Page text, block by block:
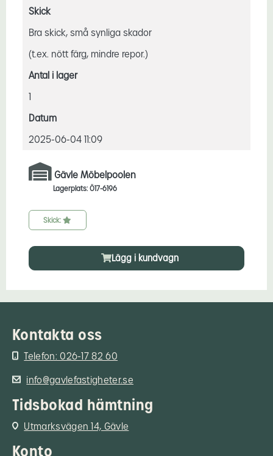
Skick
Bra skick, små synliga skador
(t.ex. nött färg, mindre repor.)
Antal i lager
1
Datum
2025-06-04 11:09
Gävle Möbelpoolen
Lagerplats: Ö17-6196
Skick:
Lägg i kundvagn
Kontakta oss
Telefon: 026-17 82 60
info@gavlefastigheter.se
Tidsbokad hämtning
Utmarksvägen 14, Gävle
Konto